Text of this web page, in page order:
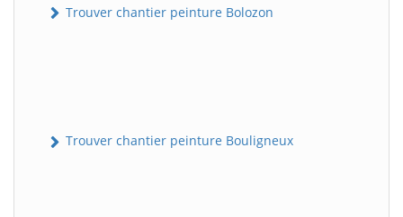
Trouver chantier peinture Bolozon
Trouver chantier peinture Bouligneux